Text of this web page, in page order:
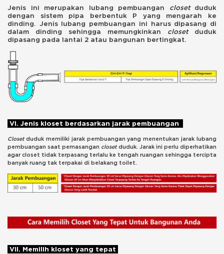
Jenis ini merupakan lubang pembuangan closetduduk
dengan sistem pipa berbentuk P yang mengarah ke
dinding. Jenis lubang pembuangan ini harus dipasang di
dalam dinding sehingga memungkinkan closetduduk
dipasang pada lantai 2 atau bangunan bertingkat.
VI. Jenis kloset berdasarkan jarak pembuangan
Closetduduk memiliki jarak pembuangan yang menentukan jarak lubang
pembuangan saat pemasangan closetduduk. Jarak ini perlu diperhatikan
agar closet tidak terpasang terlalu ke tengah ruangan sehingga tercipta
banyak ruang tak terpakai di belakang toilet.
VII. Memilih kloset yang tepat